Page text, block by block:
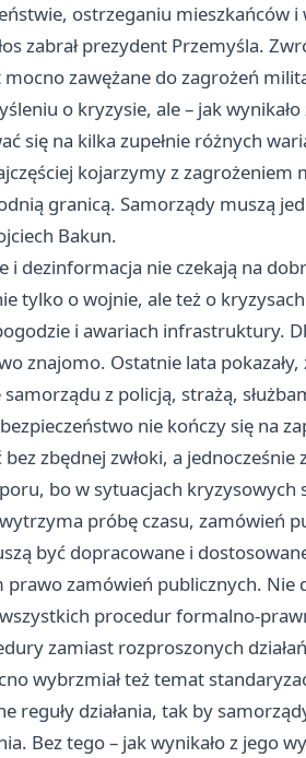
ostrzeganiu mieszkańców i
zabrał prezydent Przemyśla.
zawężane do zagrożeń
o kryzysie, ale – jak
się na kilka zupełnie różnych
kojarzymy z
granicą. Samorządy muszą
Bakun.
i dezinformacja nie czekają na
tylko o wojnie, ale też o
i awariach infrastruktury.
znajomo. Ostatnie lata
samorządu z policją, strażą,
nie kończy się na
bez zbędnej zwłoki, a
bo w sytuacjach kryzysowych
próbę czasu, zamówień
być dopracowane i
zamówień publicznych. Nie
procedur formalno-
zamiast rozproszonych działań
wybrzmiał też temat
reguły działania, tak by
Bez tego – jak wynikało z jego